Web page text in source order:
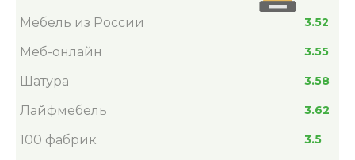
Мебель из России 3.52
Меб-онлайн 3.55
Шатура 3.58
Лайфмебель 3.62
100 фабрик 3.5